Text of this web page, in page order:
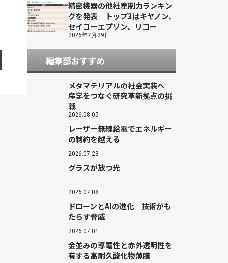
精密機器の他社牽制力ランキン
グを発表 トップ3はキヤノン、
セイコーエプソン、リコー
2026年7月29日
編集部おすすめ
メタマテリアルの社会実装へ
産学をつなぐ研究革新拠点の挑
戦
2026.08.05
レーザー無線給電でエネルギー
の制約を越える
2026.07.23
グラスが放つ光
2026.07.08
ドローンとAIの進化 技術がも
たらす脅威
2026.07.01
金並みの導電性と赤外透明性を
有する高耐久酸化物薄膜